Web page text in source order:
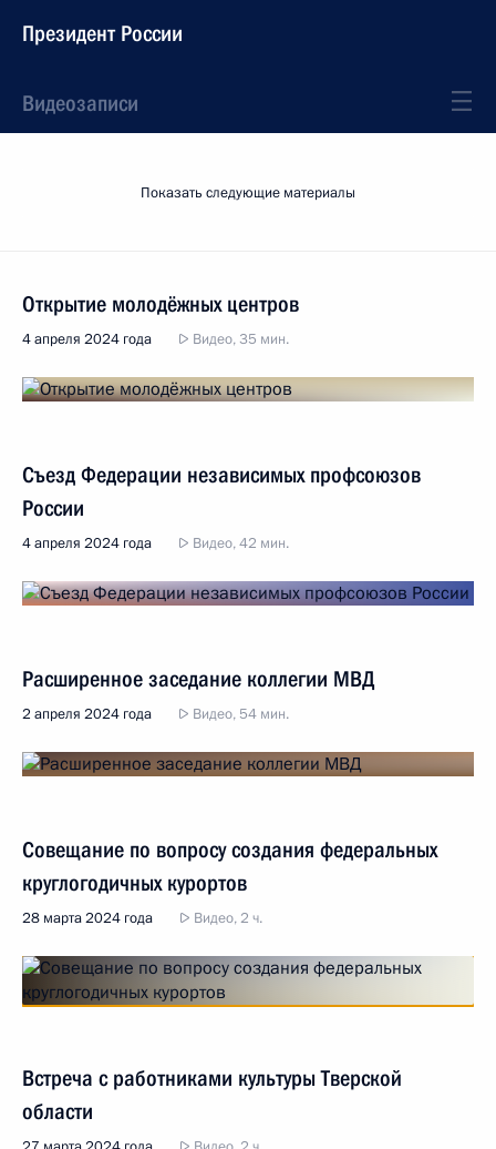
Президент России
Видеозаписи
Показать следующие материалы
Открытие молодёжных центров
4 апреля 2024 года Видео, 35 мин.
Съезд Федерации независимых профсоюзов
России
4 апреля 2024 года Видео, 42 мин.
Расширенное заседание коллегии МВД
2 апреля 2024 года Видео, 54 мин.
Совещание по вопросу создания федеральных
круглогодичных курортов
28 марта 2024 года Видео, 2 ч.
Встреча с работниками культуры Тверской
области